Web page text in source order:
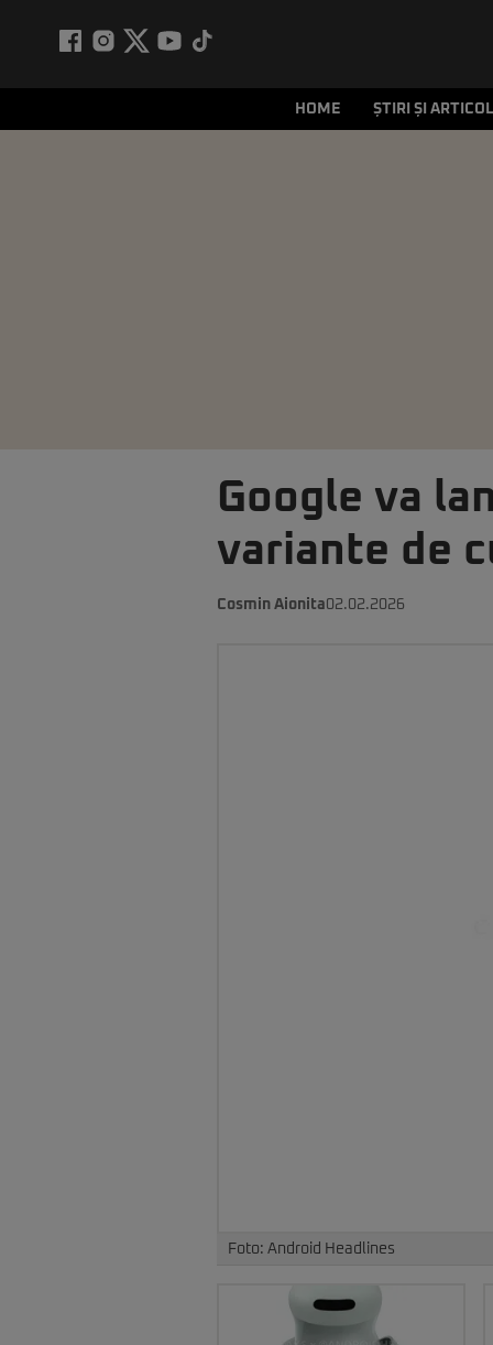
HOME ȘTIRI ȘI
Google va
variante de
Cosmin Aionita02.02.2026
Foto: Android Headlines